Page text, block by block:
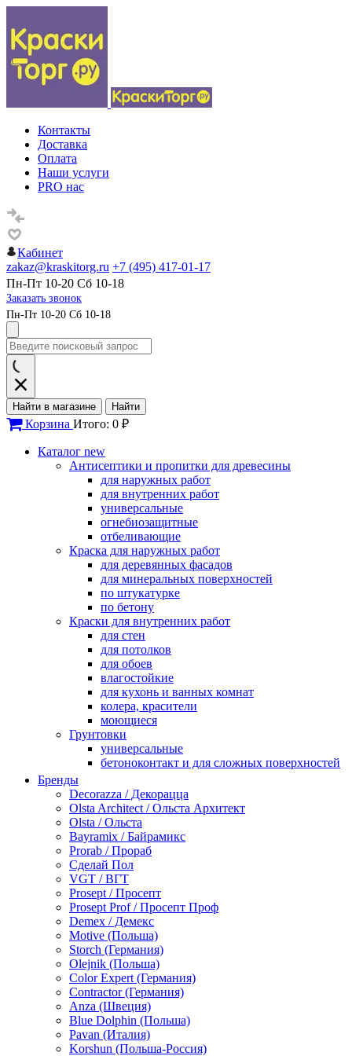
Контакты
Доставка
Оплата
Наши услуги
PRO нас
Кабинет
zakaz@kraskitorg.ru +7 (495) 417-01-17
Пн-Пт 10-20 Сб 10-18
Заказать звонок
Пн-Пт 10-20 Сб 10-18
Найти в магазине Найти
Корзина Итого: 0 ₽
Каталог new
Антисептики и пропитки для древесины
для наружных работ
для внутренних работ
универсальные
огнебиозащитные
отбеливающие
Краска для наружных работ
для деревянных фасадов
для минеральных поверхностей
по штукатурке
по бетону
Краски для внутренних работ
для стен
для потолков
для обоев
влагостойкие
для кухонь и ванных комнат
колера, красители
моющиеся
Грунтовки
универсальные
бетоноконтакт и для сложных поверхностей
по металлу
антикорозийные
под декоративные штукатурки
для гипсокартона
под штукатурку
Герметик
акриловые
силиконовые универсальные, нейтральные
силиконовые санитарные (антигрибковые)
шовные для срубов
для кровли
для каминов
полиуретановые
Декоративные штукатурки и краски
краски для декора, патина
мокрый шелк
венецианские (эффект мрамора)
песок (эффект песчаных вихрей)
декоративная шпаклевка
Бренды
Decorazza / Декорацца
Olsta Architect / Ольста Архитект
Olsta / Ольста
Bayramix / Байрамикс
Prorab / Прораб
Сделай Пол
VGT / ВГТ
Prosept / Просепт
Prosept Prof / Просепт Проф
Demex / Демекс
Motive (Польша)
Storch (Германия)
Olejnik (Польша)
Color Expert (Германия)
Contractor (Германия)
Anza (Швеция)
Blue Dolphin (Польша)
Pavan (Италия)
Korshun (Польша-Россия)